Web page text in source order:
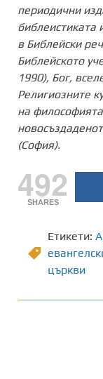
периодични
библеистиката
в Библейски
Библейското
1990), Бог,
Религиозните
на
(София).
492
SHARES
Етикети:
църкви